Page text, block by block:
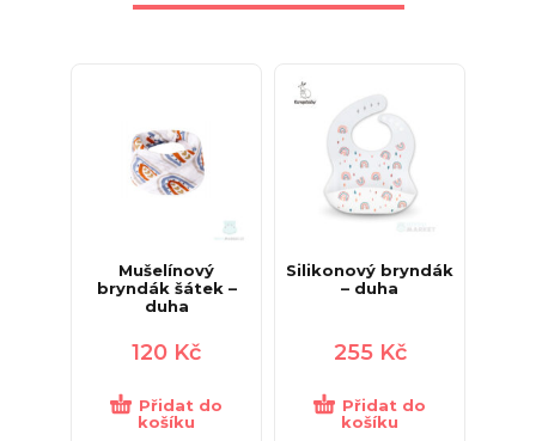
Mušelínový
bryndák šátek –
duha
120 Kč
Přidat do
košíku
Silikonový bryndák
– duha
255 Kč
Přidat do
košíku